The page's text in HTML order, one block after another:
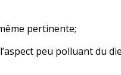
pertinente;
peu polluant du